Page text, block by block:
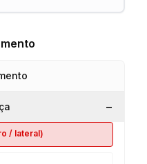
−
/ lateral)